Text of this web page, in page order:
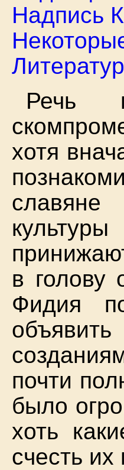
Надпись
Речь
хотя
в голову
Фидия
почти
было
хоть
счесть их